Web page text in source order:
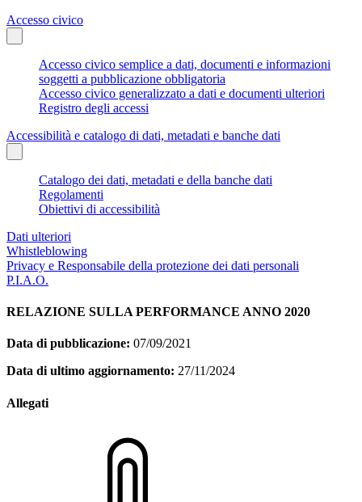
Accesso civico
Accesso civico semplice a dati, documenti e informazioni
soggetti a pubblicazione obbligatoria
Accesso civico generalizzato a dati e documenti ulteriori
Registro degli accessi
Accessibilità e catalogo di dati, metadati e banche dati
Catalogo dei dati, metadati e della banche dati
Regolamenti
Obiettivi di accessibilità
Dati ulteriori
Whistleblowing
Privacy e Responsabile della protezione dei dati personali
P.I.A.O.
RELAZIONE SULLA PERFORMANCE ANNO 2020
Data di pubblicazione: 07/09/2021
Data di ultimo aggiornamento: 27/11/2024
Allegati